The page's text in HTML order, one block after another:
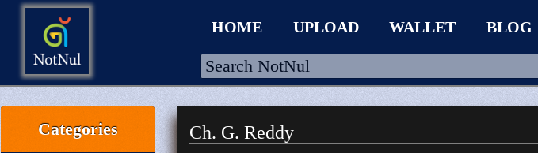
HOME
HOME UPLOAD WALLET BLOG
Categories
Ch. G. Reddy